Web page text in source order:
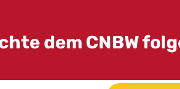
dem CNBW